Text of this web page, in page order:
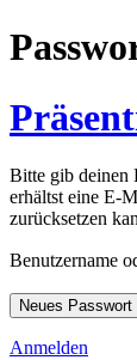
Bitte gib deinen
erhältst eine E-
zurücksetzen
Benutzername
Anmelden